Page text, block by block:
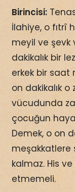
Birincisi:
İlahiye, o fıtrî
meyil ve şevk
dakikalık bir
erkek bir saat
on dakikalık
vücudunda
çocuğun
Demek, o on
kalmaz. His
etmemeli.